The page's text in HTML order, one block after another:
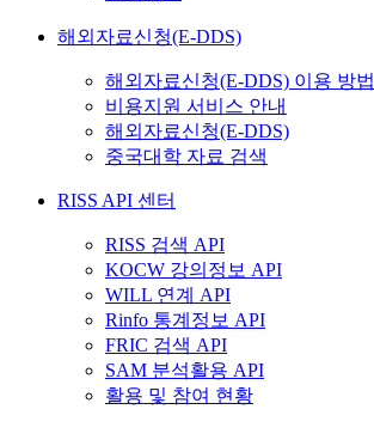
해외자료신청(E-DDS)
해외자료신청(E-DDS) 이용 방법
비용지원 서비스 안내
해외자료신청(E-DDS)
중국대학 자료 검색
RISS API 센터
RISS 검색 API
KOCW 강의정보 API
WILL 연계 API
Rinfo 통계정보 API
FRIC 검색 API
SAM 분석활용 API
활용 및 참여 현황